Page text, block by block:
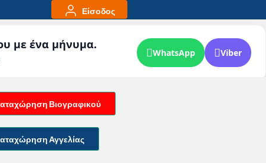
Είσοδος
με ένα μήνυμα.
WhatsApp Viber
Βιογραφικού
Αγγελίας